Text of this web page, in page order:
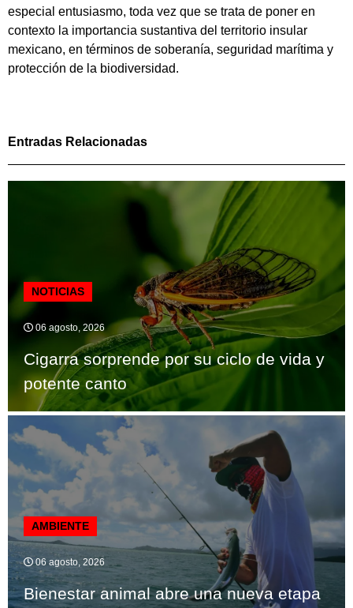
especial entusiasmo, toda vez que se trata de poner en
contexto la importancia sustantiva del territorio insular
mexicano, en términos de soberanía, seguridad marítima y
protección de la biodiversidad.
Entradas Relacionadas
NOTICIAS
06 agosto, 2026
Cigarra sorprende por su ciclo de vida y
potente canto
AMBIENTE
06 agosto, 2026
Bienestar animal abre una nueva etapa